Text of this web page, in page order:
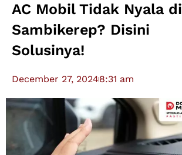
AC Mobil Tidak Nyala di
Sambikerep? Disini
Solusinya!
December 27, 20248:31 am